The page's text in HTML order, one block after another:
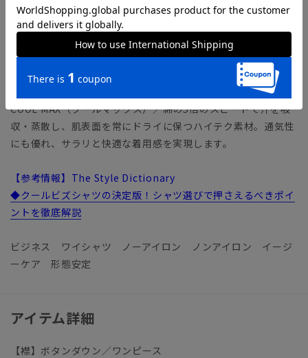
【機能】
NON IRON STRETCH（ノンアイロンストレッチ）／アイロン
掛け不要で、さらに高い伸縮性が加わりました。コットンのソ
フトな風合いはそのままにポリエステルをブレンドして強度も
COOL MAX（クールマックス）／綿の5倍のスピードで汗を吸
収・蒸散し、肌表面を常にドライに保つハイテク素材。通気性
にも優れ、サラリと快適な着用感を実現します。
【参考情報】The Style Dictionary
◆クールビズシャツの決定版！シャツ選びで押さえるべきポイ
ントを徹底解説
ビジネス ワイシャツ ノーアイロン ノンアイロン イージ
ーケア 形態安定
アイテム詳細
【襟】ボタンダウン／ワンピース